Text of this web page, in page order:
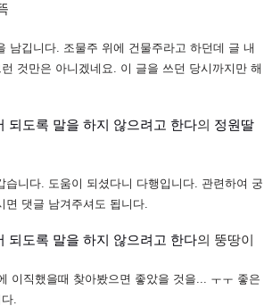
남깁니다. 조물주 위에 건물주라고 하던데 글 내
것만은 아니겠네요. 이 글을 쓰던 당시까지만 해
되도록 말을 하지 않으려고 한다의 정원딸
습니다. 도움이 되셨다니 다행입니다. 관련하여 궁
면 댓글 남겨주셔도 됩니다.
되도록 말을 하지 않으려고 한다의 뚱땅이
이직했을때 찾아봤으면 좋았을 것을... ㅜㅜ 좋은
.